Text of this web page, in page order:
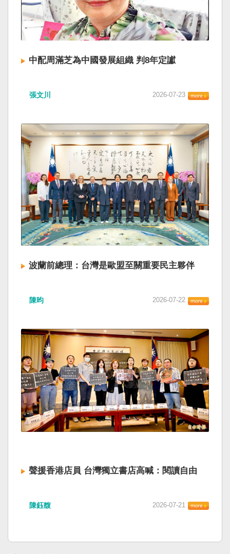
中配周滿芝為中國發展組織 判8年定讞
張文川 2026-07-23
波蘭前總理：台灣是歐盟至關重要民主夥伴
陳昀 2026-07-22
聲援香港店員 台灣獨立書店高喊：閱讀自由
陳鈺馥 2026-07-21